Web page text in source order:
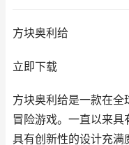
方块奥利给
立即下载
方块奥利给是一款在全
冒险游戏。一直以来
具有创新性的设计充满